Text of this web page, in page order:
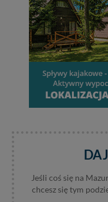
Jeśli coś się na
chcesz się tym